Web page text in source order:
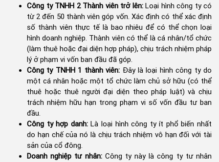
Công ty TNHH 2 Thành viên trở lên:Loại hình công ty có
từ 2 đến 50 thành viên góp vốn. Xác định có thể xác định
số thành viên thực tế là bao nhiêu để có thể chọn loại
hình doanh nghiệp. Thành viên có thể là cá nhân/tổ chức
(làm thuê hoặc đại diện hợp pháp), chịu trách nhiệm pháp
lý ở phạm vi vốn ban đầu đã góp.
Công ty TNHH 1 thành viên: Đây là loại hình công ty do
một cá nhân hoặc một tổ chức làm chủ sở hữu (có thể
thuê hoặc thuê người đại diện theo pháp luật) và chịu
trách nhiệm hữu hạn trong phạm vi số vốn đầu tư ban
đầu.
Công ty hợp danh:Là loại hình công ty ít phổ biến nhất
do hạn chế của nó là chịu trách nhiệm vô hạn đối với tài
sản của cổ đông.
Doanh nghiệp tư nhân: Công ty này là công ty tư nhân